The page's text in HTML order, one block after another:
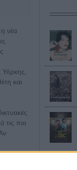
νέα
και
τις πιο